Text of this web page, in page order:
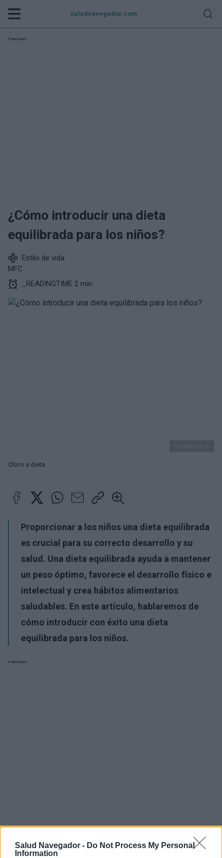
Salud Navegador - Do Not Process My Personal
Information
saludnavegador.com
Publicidad:
¿Cómo introducir una dieta
equilibrada para los niños?
Estilo de vida
MFC
_READINGTIME 2 min.
Chico a dieta
Proporcionar a los niños una dieta equilibrada
es crucial para su correcto desarrollo y su
salud. Una dieta equilibrada ayuda a mantener
un peso óptimo, favorece el desarrollo físico e
intelectual y crea hábitos alimentarios
saludables. En este artículo, hablaremos de
cómo introducir con éxito una dieta
equilibrada para los niños.
Publicidad:
¿Interesante? ¡Compártelo en Facebook!